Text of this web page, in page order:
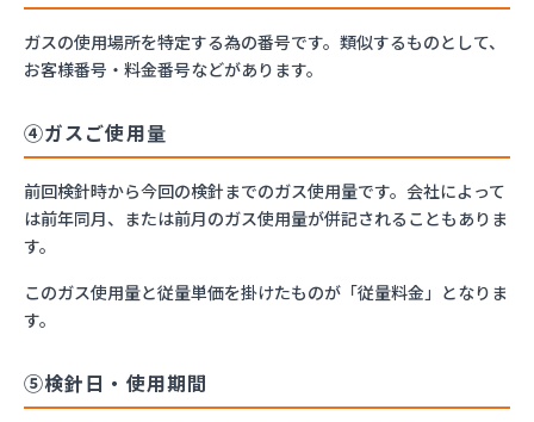
ガスの使用場所を特定する為の番号です。類似するものとして、
お客様番号・料金番号などがあります。
④ガスご使用量
前回検針時から今回の検針までのガス使用量です。会社によって
は前年同月、または前月のガス使用量が併記されることもありま
す。
このガス使用量と従量単価を掛けたものが「従量料金」となりま
す。
⑤検針日・使用期間